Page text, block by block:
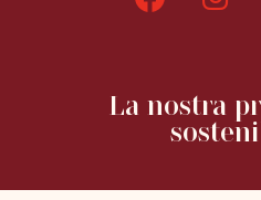
La nostra